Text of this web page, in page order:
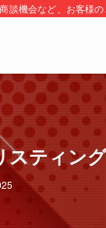
談機会など、お客様
ティン